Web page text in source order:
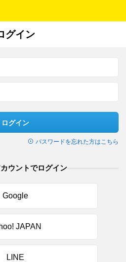
グイン
ログイン
パスワードを忘れた方はこちら
ウントでログイン
Google
JAPAN
LINE